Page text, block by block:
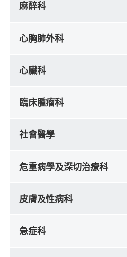
麻醉科
心胸肺外科
心臟科
臨床腫瘤科
社會醫學
危重病學及深切治療科
皮膚及性病科
急症科